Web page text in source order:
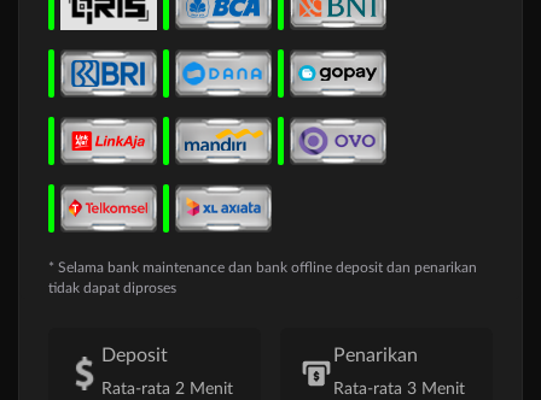
* Selama bank maintenance dan bank offline deposit dan penarikan
tidak dapat diproses
Deposit
Rata-rata 2 Menit
Penarikan
Rata-rata 3 Menit